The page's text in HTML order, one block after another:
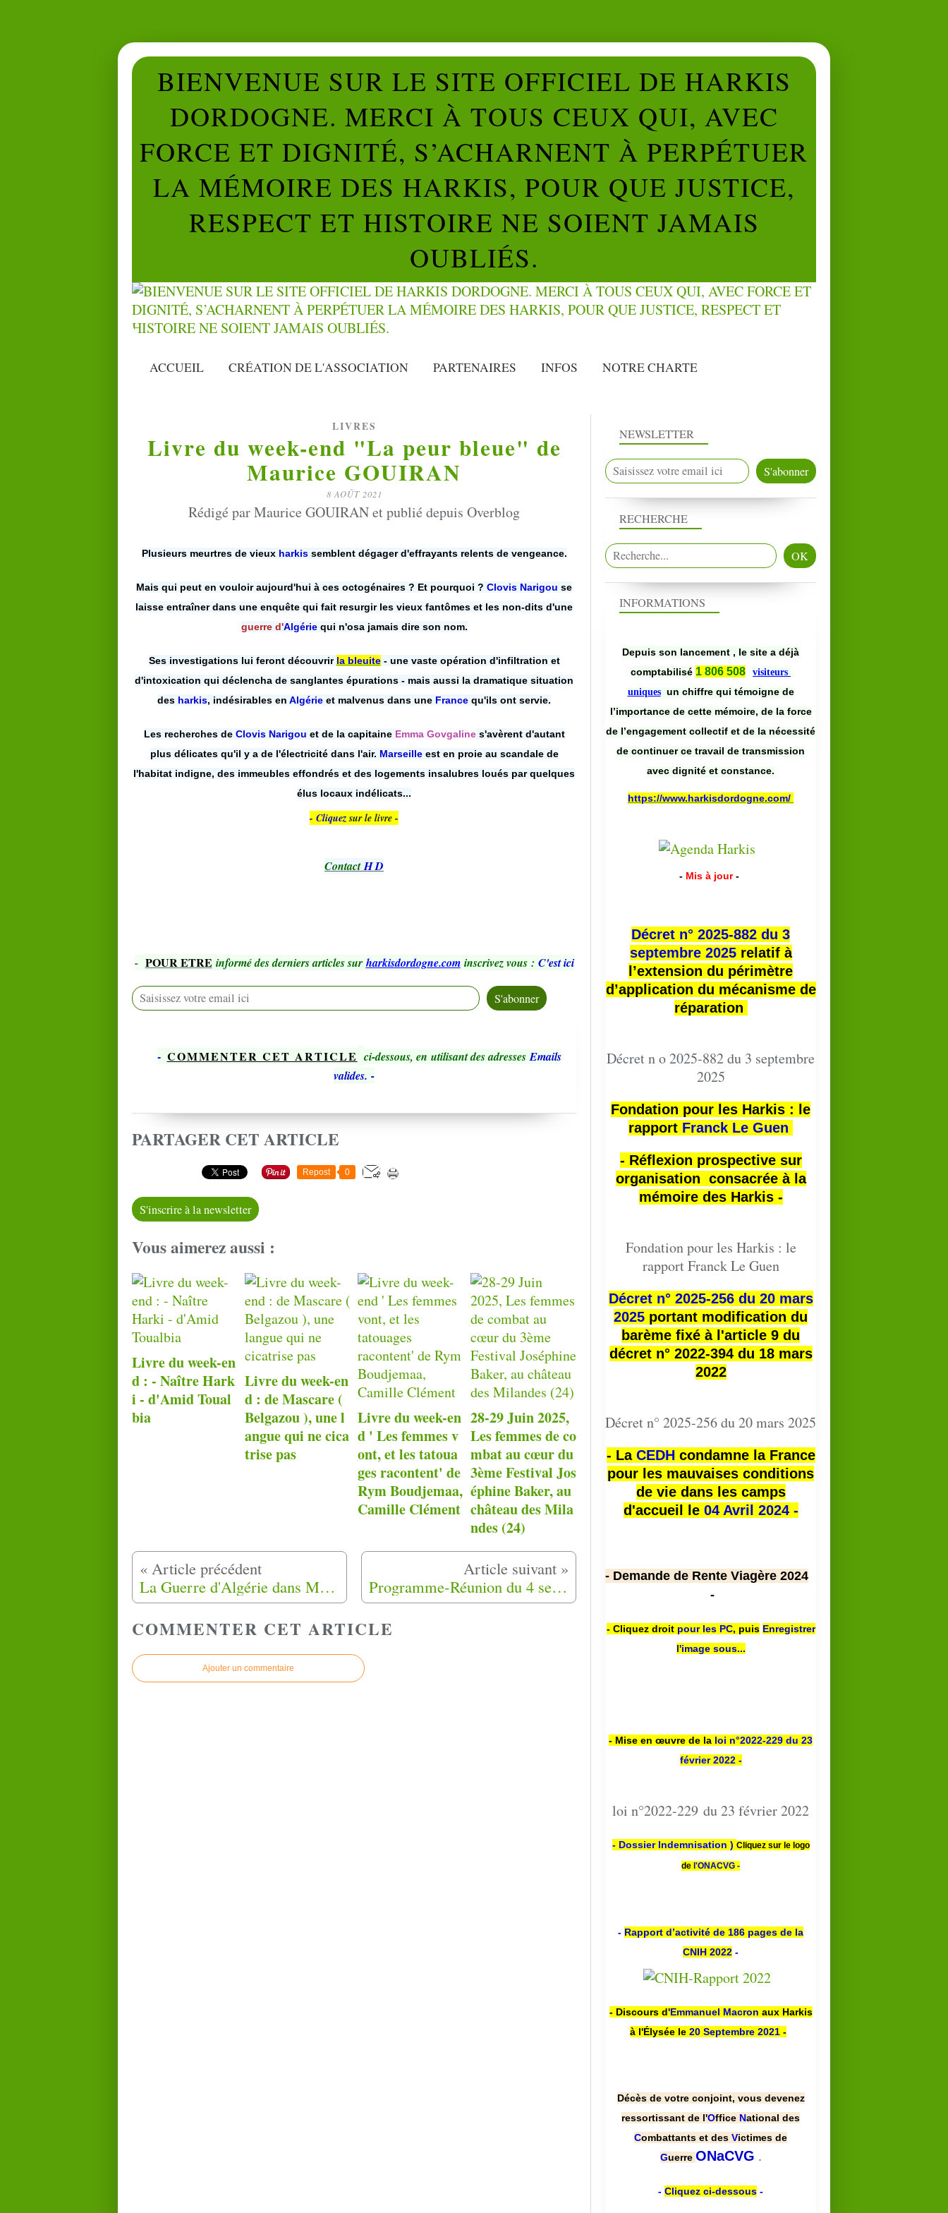
BIENVENUE SUR LE SITE OFFICIEL DE HARKIS
DORDOGNE. MERCI À TOUS CEUX QUI, AVEC
FORCE ET DIGNITÉ, S’ACHARNENT À PERPÉTUER
LA MÉMOIRE DES HARKIS, POUR QUE JUSTICE,
RESPECT ET HISTOIRE NE SOIENT JAMAIS
OUBLIÉS.
ACCUEIL CRÉATION DE L'ASSOCIATION PARTENAIRES INFOS NOTRE CHARTE
LIVRES
Livre du week-end "La peur bleue" de
Maurice GOUIRAN
8 AOÛT 2021
Rédigé par Maurice GOUIRAN et publié depuis Overblog
Plusieurs meurtres de vieux harkis semblent dégager d'effrayants relents de vengeance.
Mais qui peut en vouloir aujourd'hui à ces octogénaires ? Et pourquoi ? Clovis Narigou se
laisse entraîner dans une enquête qui fait resurgir les vieux fantômes et les non-dits d'une
guerre d'Algériequi n'osa jamais dire son nom.
Ses investigations lui feront découvrir la bleuite- une vaste opération d'infiltration et
d'intoxication qui déclencha de sanglantes épurations - mais aussi la dramatique situation
des harkis, indésirables en Algérie et malvenus dans une France qu'ils ont servie.
Les recherches de Clovis Narigou et de la capitaine Emma Govgaline s'avèrent d'autant
plus délicates qu'il y a de l'électricité dans l'air. Marseilleest en proie au scandale de
l'habitat indigne, des immeubles effondrés et des logements insalubres loués par quelques
élus locaux indélicats...
- Cliquezsur le livre -
Contact H D
- POUR ETRE informé des derniers articles sur harkisdordogne.com inscrivez vous : C'est ici
- COMMENTER CET ARTICLE ci-dessous, en utilisant des adressesEmails
valides. -
PARTAGER CET ARTICLE
Repost 0
S'inscrire à la newsletter
Vous aimerez aussi :
Livre du week-en
d : - Naître Hark
i - d'Amid Toual
bia
Livre du week-en
d : de Mascare (
Belgazou ), une l
angue qui ne cica
trise pas
Livre du week-en
d ' Les femmes v
ont, et les tatoua
ges racontent' de
Rym Boudjemaa,
Camille Clément
28-29 Juin 2025,
Les femmes de co
mbat au cœur du
3ème Festival Jos
éphine Baker, au
château des Mila
ndes (24)
La Guerre d'Algérie dans Mémoire des hommes portail culturel du ministère des Armées Programme-Réunion du 4 septembre 2021 à BIAS (47)
COMMENTER CET ARTICLE
Ajouter un commentaire
NEWSLETTER
RECHERCHE
INFORMATIONS
Depuis son lancement , le site a déjà
comptabilisé 1 806 508
visiteurs
uniques un chiffre qui témoigne de
l’importance de cette mémoire, de la force
de l’engagement collectif et de la nécessité
de continuer ce travail de transmission
avec dignité et constance.
https://www.harkisdordogne.com/
- Mis à jour -
Décret n° 2025-882 du 3
septembre 2025relatif à
l’extension du périmètre
d’application du mécanisme de
réparation
Décret n o 2025-882 du 3 septembre
2025
Fondation pour les Harkis : le
rapport Franck Le Guen
- Réflexion prospective sur
organisation consacrée à la
mémoire des Harkis -
Fondation pour les Harkis : le
rapport Franck Le Guen
Décret n° 2025-256 du 20 mars
2025 portant modification du
barème fixé à l'article 9 du
décret n° 2022-394 du 18 mars
2022
Décret n° 2025-256 du 20 mars 2025
- La CEDHcondamne la France
pour les mauvaises conditions
de vie dans les camps
d'accueil le 04 Avril 2024 -
- Demande de Rente Viagère 2024
-
- Cliquez droit pour les PC, puis Enregistrer
l'image sous...
- Mise en œuvre de la loi n°2022-229 du 23
février 2022 -
loi n°2022-229 du 23 février 2022
- Dossier Indemnisation ) Cliquez sur le logo
de l'ONACVG -
- Rapport d’activité de 186 pages de la
CNIH 2022 -
- Discours d'Emmanuel Macron aux Harkis
à l'Élysée le 20 Septembre 2021 -
Décès de votre conjoint, vous devenez
ressortissant de l'Office National des
Combattants et des Victimes de
Guerre ONaCVG .
- Cliquez ci-dessous -